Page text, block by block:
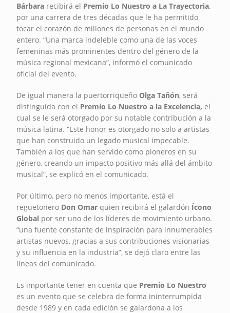
Bárbara recibirá el Premio Lo Nuestro a La Trayectoria,
por una carrera de tres décadas que le ha permitido
tocar el corazón de millones de personas en el mundo
entero. “Una marca indeleble como una de las voces
femeninas más prominentes dentro del género de la
música regional mexicana”, informó el comunicado
oficial del evento.
De igual manera la puertorriqueño Olga Tañón, será
distinguida con el Premio Lo Nuestro a la Excelencia, el
cual se le será otorgado por su notable contribución a la
música latina. “Este honor es otorgado no solo a artistas
que han construido un legado musical impecable.
También a los que han servido como pioneros en su
género, creando un impacto positivo más allá del ámbito
musical”, se explicó en el comunicado.
Por último, pero no menos importante, está el
reguetonero Don Omar quien recibirá el galardón Ícono
Global por ser uno de los líderes de movimiento urbano.
“una fuente constante de inspiración para innumerables
artistas nuevos, gracias a sus contribuciones visionarias
y su influencia en la industria”, se dejó claro entre las
líneas del comunicado.
Es importante tener en cuenta que Premio Lo Nuestro
es un evento que se celebra de forma ininterrumpida
desde 1989 y en cada edición se galardona a los